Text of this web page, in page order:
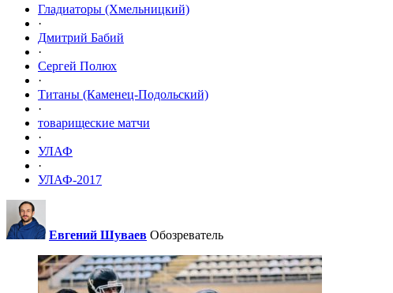
Гладиаторы (Хмельницкий)
·
Дмитрий Бабий
·
Сергей Полюх
·
Титаны (Каменец-Подольский)
·
товарищеские матчи
·
УЛАФ
·
УЛАФ-2017
Евгений Шуваев Обозреватель